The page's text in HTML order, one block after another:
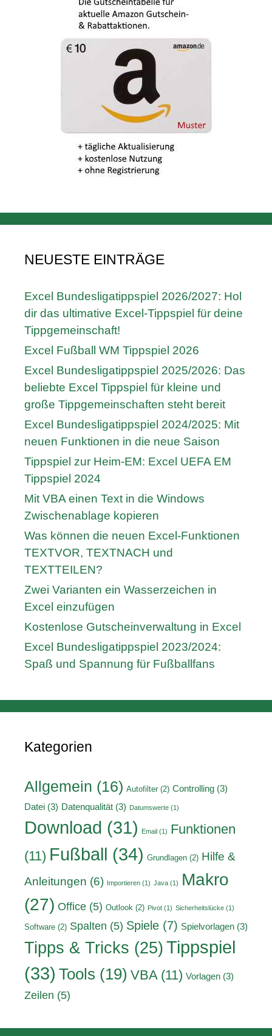
NEUESTE EINTRÄGE
Excel Bundesligatippspiel 2026/2027: Hol
dir das ultimative Excel-Tippspiel für deine
Tippgemeinschaft!
Excel Fußball WM Tippspiel 2026
Excel Bundesligatippspiel 2025/2026: Das
beliebte Excel Tippspiel für kleine und
große Tippgemeinschaften steht bereit
Excel Bundesligatippspiel 2024/2025: Mit
neuen Funktionen in die neue Saison
Tippspiel zur Heim-EM: Excel UEFA EM
Tippspiel 2024
Mit VBA einen Text in die Windows
Zwischenablage kopieren
Was können die neuen Excel-Funktionen
TEXTVOR, TEXTNACH und
TEXTTEILEN?
Zwei Varianten ein Wasserzeichen in
Excel einzufügen
Kostenlose Gutscheinverwaltung in Excel
Excel Bundesligatippspiel 2023/2024:
Spaß und Spannung für Fußballfans
Kategorien
Allgemein (16) Autofilter (2) Controlling (3)
Datei (3) Datenqualität (3) Datumswerte (1)
Download (31) Email (1) Funktionen
(11) Fußball (34) Grundlagen (2) Hilfe &
Anleitungen (6) Importieren (1) Java (1)
Makro
(27) Office (5) Outlook (2) Pivot (1) Sicherheitslücke (1)
Software (2) Spalten (5) Spiele (7) Spielvorlagen (3)
Tipps & Tricks (25)Tippspiel
(33) Tools (19) VBA (11) Vorlagen (3)
Zeilen (5)